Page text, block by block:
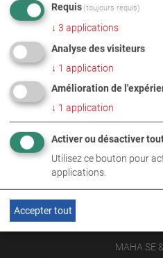
MAHA SE
Requis (toujours requis)
↓ 3 applications
Analyse des visiteurs
↓ 1 application
Amélioration de
↓ 1 application
Activer ou désactiver
Utilisez ce bouton pour
applications.
Accepter tout